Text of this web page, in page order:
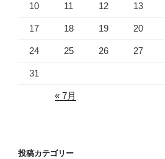
10 11 12 13
17 18 19 20
24 25 26 27
31
« 7月
投稿カテゴリー